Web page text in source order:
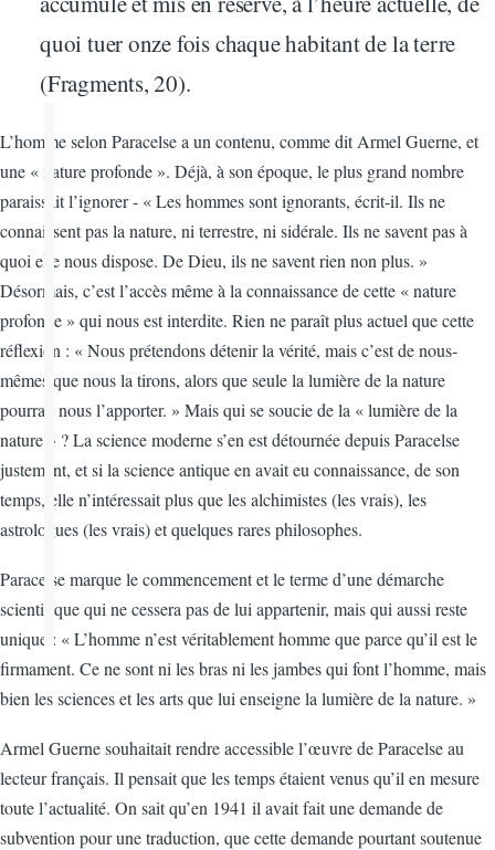
quoi tuer onze fois chaque habitant de la terre
(Fragments, 20).
L’homme selon Paracelse a un contenu, comme dit Armel Guerne, et
une « nature profonde ». Déjà, à son époque, le plus grand nombre
paraissait l’ignorer - « Les hommes sont ignorants, écrit-il. Ils ne
connaissent pas la nature, ni terrestre, ni sidérale. Ils ne savent pas à
quoi elle nous dispose. De Dieu, ils ne savent rien non plus. »
Désormais, c’est l’accès même à la connaissance de cette « nature
profonde » qui nous est interdite. Rien ne paraît plus actuel que cette
réflexion : « Nous prétendons détenir la vérité, mais c’est de nous-
mêmes que nous la tirons, alors que seule la lumière de la nature
pourrait nous l’apporter. » Mais qui se soucie de la « lumière de la
nature » ? La science moderne s’en est détournée depuis Paracelse
justement, et si la science antique en avait eu connaissance, de son
temps, elle n’intéressait plus que les alchimistes (les vrais), les
astrologues (les vrais) et quelques rares philosophes.
Paracelse marque le commencement et le terme d’une démarche
scientifique qui ne cessera pas de lui appartenir, mais qui aussi reste
unique : « L’homme n’est véritablement homme que parce qu’il est le
firmament. Ce ne sont ni les bras ni les jambes qui font l’homme, mais
bien les sciences et les arts que lui enseigne la lumière de la nature. »
Armel Guerne souhaitait rendre accessible l’œuvre de Paracelse au
lecteur français. Il pensait que les temps étaient venus qu’il en mesure
toute l’actualité. On sait qu’en 1941 il avait fait une demande de
subvention pour une traduction, que cette demande pourtant soutenue